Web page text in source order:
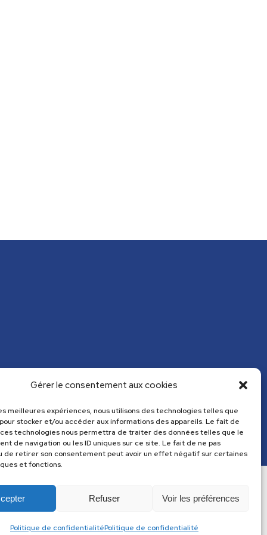
Gérer le consentement aux cookies
meilleures expériences, nous utilisons des technologies telles que
stocker et/ou accéder aux informations des appareils. Le fait de
technologies nous permettra de traiter des données telles que le
de navigation ou les ID uniques sur ce site. Le fait de ne pas
de retirer son consentement peut avoir un effet négatif sur certaines
et fonctions.
Refuser Voir les préférences
Politique de confidentialitéPolitique de confidentialité